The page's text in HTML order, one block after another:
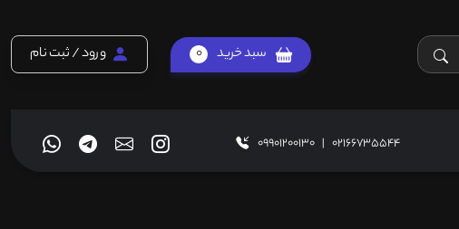
سبد خرید 0 ورود / ثبت نام
02166735544
|
09901200130